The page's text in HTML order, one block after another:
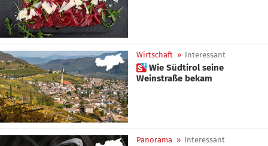
Wirtschaft » Interessant
 Wie Südtirol seine
Weinstraße bekam
Panorama » Interessant